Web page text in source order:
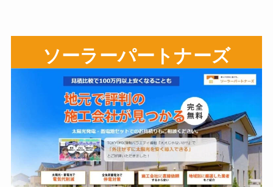
ソーラーパートナーズ